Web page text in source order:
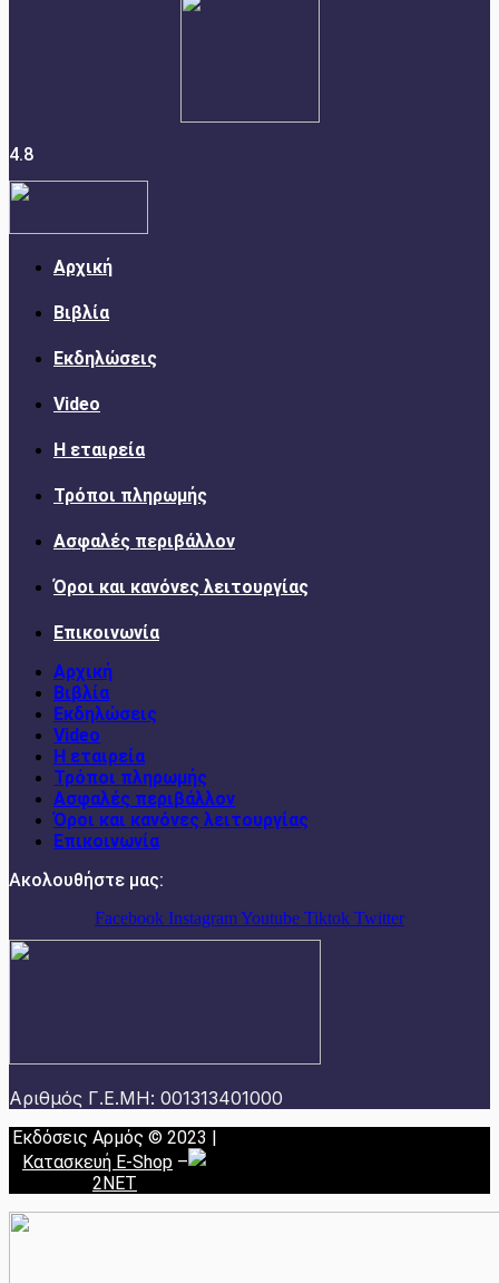
4.8
Αρχική
Βιβλία
Εκδηλώσεις
Video
Η εταιρεία
Τρόποι πληρωμής
Ασφαλές περιβάλλον
Όροι και κανόνες λειτουργίας
Επικοινωνία
Αρχική
Βιβλία
Εκδηλώσεις
Video
Η εταιρεία
Τρόποι πληρωμής
Ασφαλές περιβάλλον
Όροι και κανόνες λειτουργίας
Επικοινωνία
Ακολουθήστε μας:
Facebook InstagramYoutube Tiktok Twitter
Αριθμός Γ.Ε.ΜΗ: 001313401000
Εκδόσεις Αρμός © 2023 |
Κατασκευή E-Shop –
2NET